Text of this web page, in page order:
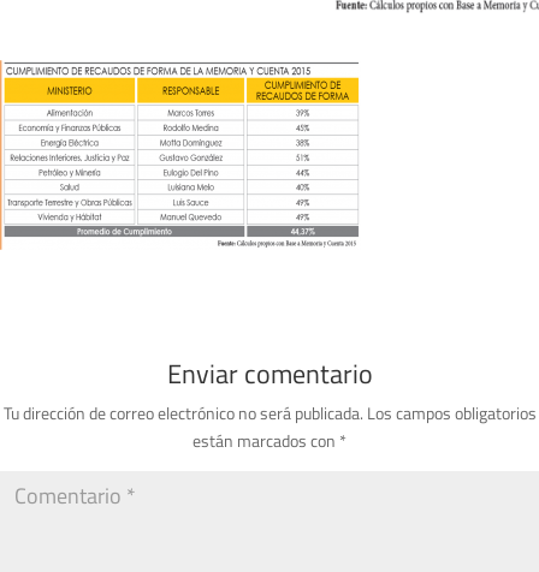
Enviar comentario
Tu dirección de correo electrónico no será publicada. Los campos obligatorios
están marcados con *